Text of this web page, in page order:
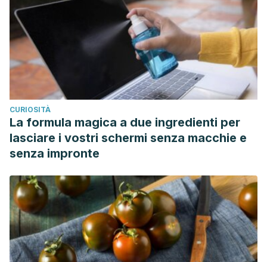
CURIOSITÀ
La formula magica a due ingredienti per
lasciare i vostri schermi senza macchie e
senza impronte